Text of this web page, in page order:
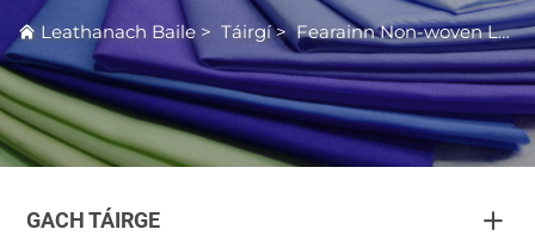
Leathanach Baile > Táirgí>Fearainn Non-woven Leighis
GACH TÁIRGE